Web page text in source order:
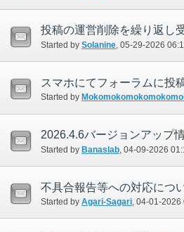
Started by Solanine‎, 05-29-2026
Started by
Started by Banaslab ‎, 04-09-2026
不具合報告等への対応につ
Started by Agari-Sagari‎, 04-01-2026